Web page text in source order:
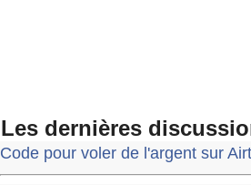
Les dernières
Code pour voler de l'argent sur